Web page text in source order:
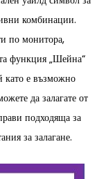
комбинации.
по монитора,
функция „Шейна“
като е възможно
да залагате от
подходяща за
за залагане.